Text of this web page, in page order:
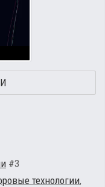
#3
технологии,